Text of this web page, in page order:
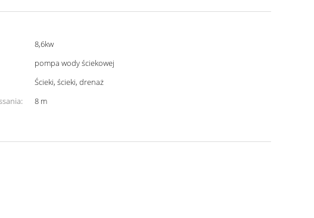
8,6kw
pompa wody ściekowej
Ścieki, ścieki, drenaż
8 m